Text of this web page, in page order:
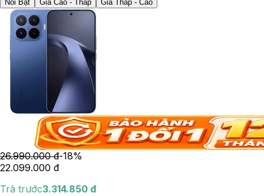
Nổi Bật Giá Cao - Thấp Giá Thấp - Cao
26.990.000 đ-18%
22.099.000 đ
Trả trước3.314.850 đ